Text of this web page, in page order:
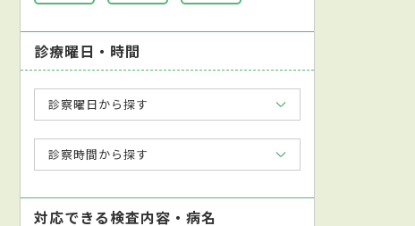
診療曜日・時間
診察曜日から探す
診察時間から探す
対応できる検査内容・病名